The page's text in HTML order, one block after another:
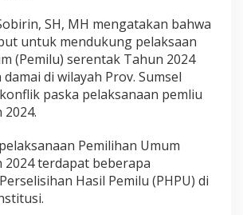
k
t
H
o
r
m
a
i
H
a
s
i
SH, MH mengatakan bahwa
untuk mendukung pelaksaan
(Pemilu) serentak Tahun 2024
di wilayah Prov. Sumsel
paska pelaksanaan pemliu
Pemilihan Umum
terdapat beberapa
Hasil Pemilu (PHPU) di